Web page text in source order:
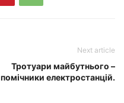
Next article
Тротуари майбутнього –
помічники електростанцій.